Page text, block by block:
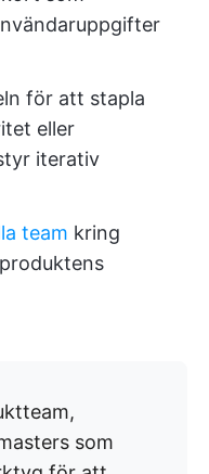
för att stapla
eller
iterativ
team kring
som